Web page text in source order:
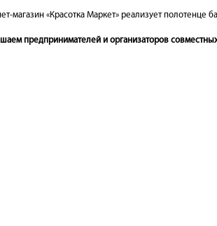
магазин «Красотка Маркет» реализует
предпринимателей и организаторов